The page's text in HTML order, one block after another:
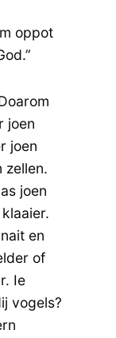
oppot
joen
joen
zellen.
joen
en
of
Ie
vogels?